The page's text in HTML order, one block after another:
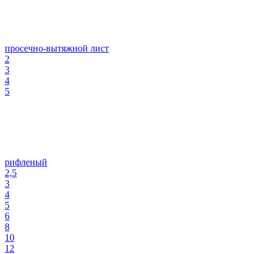
просечно-вытяжной лист
2
3
4
5
рифленый
2,5
3
4
5
6
8
10
12